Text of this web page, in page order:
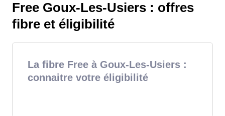
Free Goux-Les-Usiers : offres
fibre et éligibilité
La fibre Free à Goux-Les-Usiers :
connaitre votre éligibilité